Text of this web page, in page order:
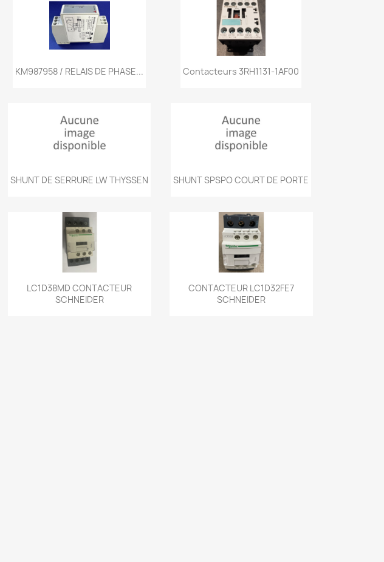
Aperçu rapide
KM987958 / RELAIS DE PHASE... Aperçu rapide
Contacteurs 3RH1131-1AF00
 Aperçu rapide
SHUNT DE SERRURE LW THYSSEN Aperçu rapide
SHUNT SPSPO COURT DE PORTE
Aperçu rapide
LC1D38MD CONTACTEUR
SCHNEIDER
Aperçu rapide
CONTACTEUR LC1D32FE7
SCHNEIDER